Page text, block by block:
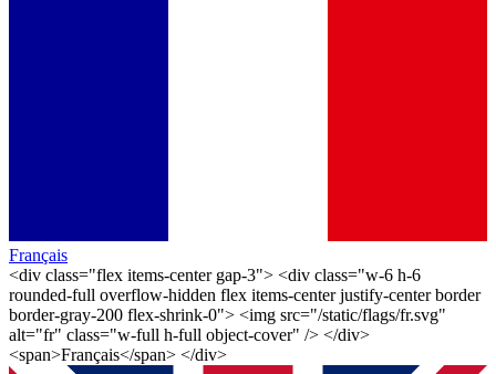
Français
<div class="flex items-center gap-3"> <div class="w-6 h-6
rounded-full overflow-hidden flex items-center justify-center border
border-gray-200 flex-shrink-0"> <img src="/static/flags/fr.svg"
alt="fr" class="w-full h-full object-cover" /> </div>
<span>Français</span> </div>